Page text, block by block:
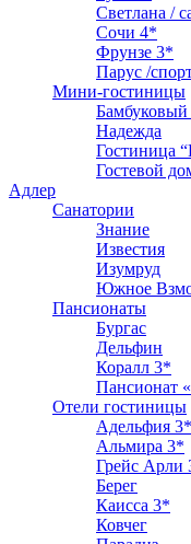
Светлана /
Сочи 4*
Фрунзе 3*
Парус /
Мини-гостиницы
Бамбуковый
Надежда
Гостиница
Гостевой
Адлер
Санатории
Знание
Известия
Изумруд
Южное
Пансионаты
Бургас
Дельфин
Коралл 3*
Пансионат
Отели гостиницы
Адельфия 3*
Альмира 3*
Грейс Арли
Берег
Каисса 3*
Ковчег